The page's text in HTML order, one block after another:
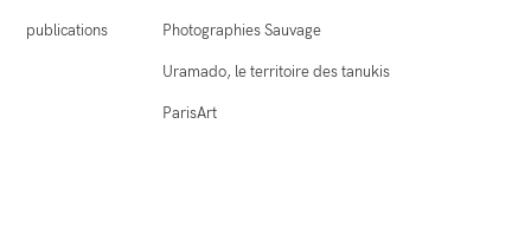
publications Photographies Sauvage
Uramado, le territoire des tanukis
ParisArt